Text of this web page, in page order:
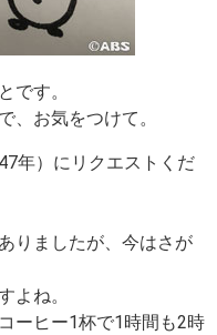
です。
、お気をつけて。
年）にリクエストくだ
りましたが、今はさが
よね。
ーヒー1杯で1時間も2時